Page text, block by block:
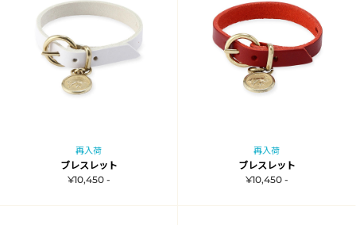
再入荷
ブレスレット
¥10,450 -
再入荷
ブレスレット
¥10,450 -